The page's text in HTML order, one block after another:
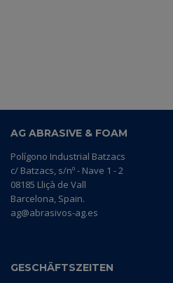
AG ABRASIVE & FOAM
Polígono Industrial Batzacs
c/ Batzacs, s/nº - Nave 1 - 2
08185 Lliçà de Vall
Barcelona, Spain.
ag@abrasivos-ag.es
GESCHÄFTSZEITEN